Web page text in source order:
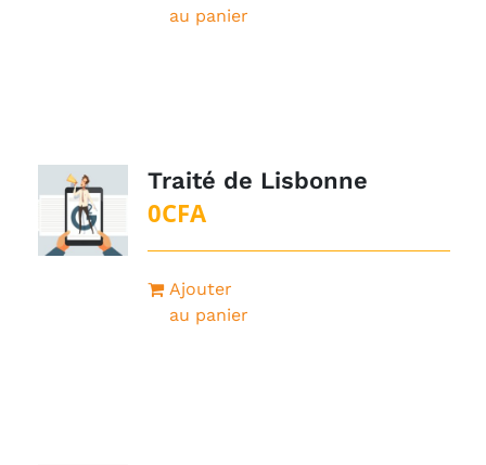
au panier
Traité de Lisbonne
0CFA
Ajouter
au panier